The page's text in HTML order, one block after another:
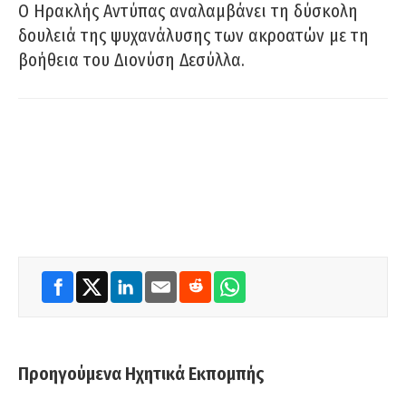
Ο Ηρακλής Αντύπας αναλαμβάνει τη δύσκολη
δουλειά της ψυχανάλυσης των ακροατών με τη
βοήθεια του Διονύση Δεσύλλα.
Προηγούμενα Ηχητικά Εκπομπής